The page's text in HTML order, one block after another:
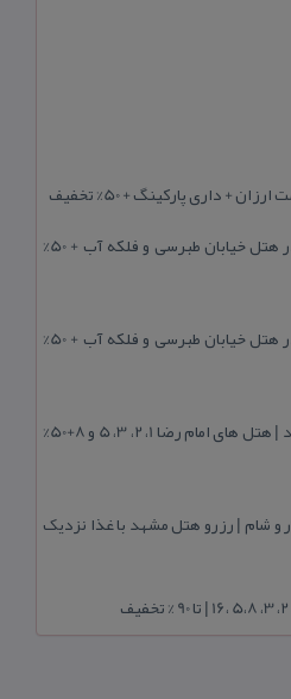
+ داری پارکینگ + 50% تخفیف
لیست هتل آپارتمان های مشهد در هتل خیابان طبرسی و فلکه آب + 50%
لیست هتل آپارتمان های مشهد در هتل خیابان طبرسی و فلکه آب + 50%
رزرو هتل در خیابان امام رضا مشهد | هتل‌ های امام رضا 1، 2، 3، 5 و 8+50%
و شام | رزرو هتل مشهد با غذا نزدیک